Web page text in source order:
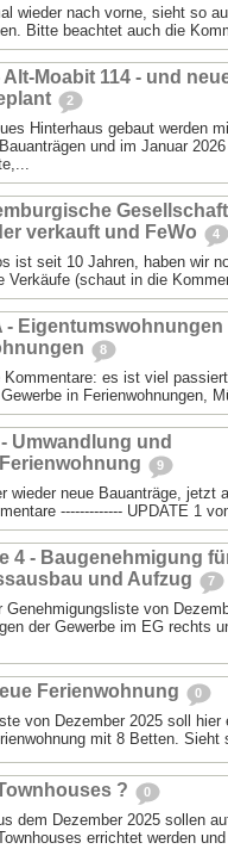
wieder nach vorne, sieht so
Bitte beachtet auch die
Alt-Moabit 114 - und
2
Hinterhaus gebaut werden
und im Januar
Gesellschaft
verkauft und FeWo
4
ist seit 10 Jahren, haben wir
Verkäufe (schaut in die
- Eigentumswohnungen
8
Kommentare: es ist viel
in Ferienwohnungen,
Umwandlung und
9
wieder neue Bauanträge, jetzt
------------- UPDATE 1
4 - Baugenehmigung
und Aufzug
7
Genehmigungsliste von
der Gewerbe im EG rechts
Ferienwohnung 0
von Dezember 2025 soll hier
mit 8 Betten.
? 0
dem Dezember 2025 sollen
errichtet werden